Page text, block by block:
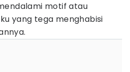
motif atau
yang tega menghabisi